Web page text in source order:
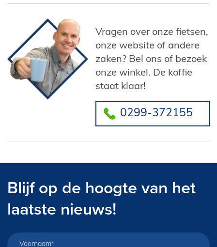
Vragen over onze fietsen,
onze website of andere
zaken? Bel ons of bezoek
onze winkel. De koffie
staat klaar!
0299-372155
Blijf op de hoogte van het
laatste nieuws!